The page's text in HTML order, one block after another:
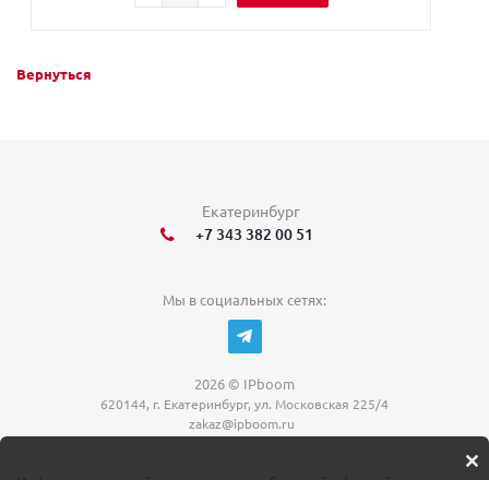
Вернуться
Екатеринбург
+7 343 382 00 51
Мы в социальных сетях:
2026 © IPboom
620144, г. Екатеринбург, ул. Московская 225/4
zakaz@ipboom.ru